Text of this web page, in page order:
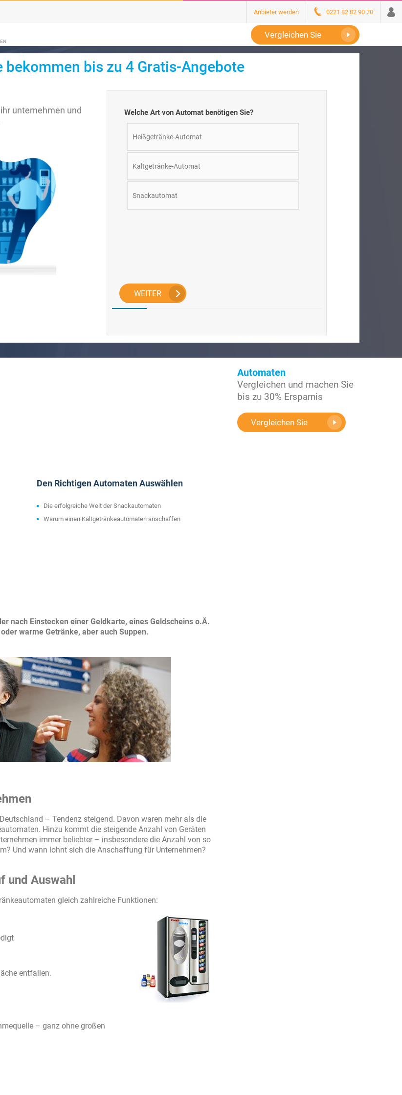
Anbieter werden 0221 82 82 90 70
Vergleichen Sie
bekommen bis zu 4 Gratis-Angebote
unternehmen und
Welche Art von Automat benötigen Sie?
Heißgetränke-Automat
Kaltgetränke-Automat
Snackautomat
WEITER
Den Richtigen Automaten Auswählen
Die erfolgreiche Welt der Snackautomaten
Warum einen Kaltgetränkeautomaten anschaffen
nach Einstecken einer Geldkarte, eines Geldscheins o.Ä.
warme Getränke, aber auch Suppen.
– Tendenz steigend. Davon waren mehr als die
Hinzu kommt die steigende Anzahl von Geräten
immer beliebter – insbesondere die Anzahl von so
Und wann lohnt sich die Anschaffung für Unternehmen?
und Auswahl
gleich zahlreiche Funktionen:
entfallen.
– ganz ohne großen
Automaten
Vergleichen und machen Sie
bis zu 30% Ersparnis
Vergleichen Sie